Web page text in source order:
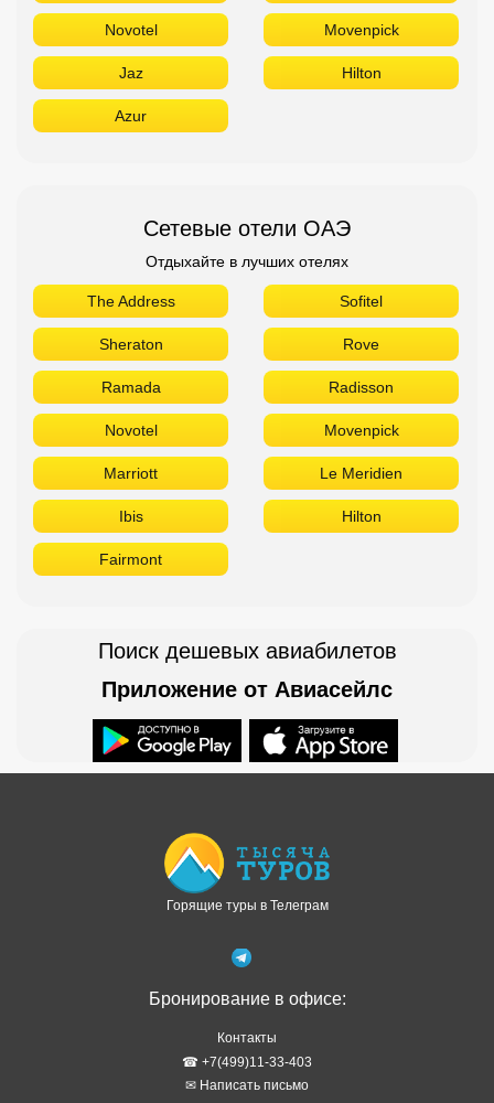
Novotel Movenpick
Jaz Hilton
Azur
Сетевые отели ОАЭ
Отдыхайте в лучших отелях
The Address Sofitel
Sheraton Rove
Ramada Radisson
Novotel Movenpick
Marriott Le Meridien
Ibis Hilton
Fairmont
Поиск дешевых авиабилетов
Приложение от Авиасейлс
Горящие туры в Телеграм
Бронирование в офисе:
Контакты
☎ +7(499)11-33-403
✉ Написать письмо